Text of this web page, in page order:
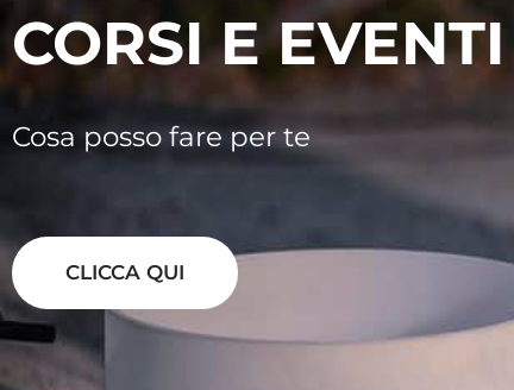
CORSI E EVENTI
Cosa posso fare per te
CLICCA QUI